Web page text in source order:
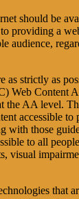
should be
providing a
audience,
as strictly as
Web Content
the AA level.
accessible to
with those
to all
visual
that